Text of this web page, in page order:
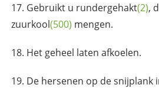
Gebruikt u rundergehakt(2),
zuurkool(500) mengen.
Het geheel laten afkoelen.
De hersenen op de snijplank